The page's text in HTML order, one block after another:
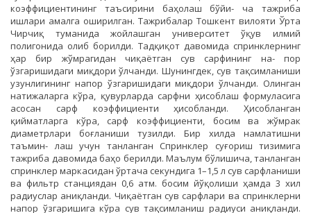
коэффициентининг таъсирини баҳолаш бўйи- ча тажриба
ишлари амалга оширилган. Тажрибалар Тошкент вилояти Ўрта
Чирчиқ туманида жойлашган университет ўқув илмий
полигонида олиб борилди. Тадқиқот давомида спринклернинг
ҳар бир жўмрагидан чиқаётган сув сарфининг на- пор
ўзгаришидаги миқдори ўлчанди. Шунингдек, сув тақсимланиши
узунлигининг напор ўзгаришидаги миқдори ўлчанди. Олинган
натижаларга кўра, қувурларда сарфни ҳисоблаш формуласига
асосан сарф коэффициенти ҳисобланди. Ҳисобланган
қийматларга кўра, сарф коэффициенти, босим ва жўмрак
диаметрлари боғланиши тузилди. Бир хилда намлатишни
таъмин- лаш учун танланган Спринклер суғориш тизимига
тажриба давомида баҳо берилди. Маълум бўлишича, танланган
спринклер маркасидан ўртача секундига 1–1,5 л сув сарфланиши
ва фильтр станциядан 0,6 атм. босим йўқолиши ҳамда 3 хил
радиуслар аниқланди. Чиқаётган сув сарфлари ва спринклерни
напор ўзгаришига кўра сув тақсимланиш радиуси аниқланди.